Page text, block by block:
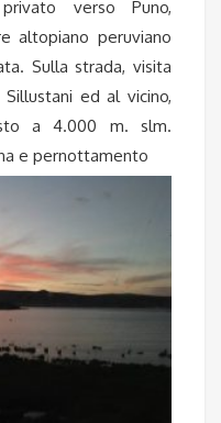
verso Puno,
altopiano peruviano
Sulla strada, visita
ed al vicino,
a 4.000 m. slm.
e pernottamento